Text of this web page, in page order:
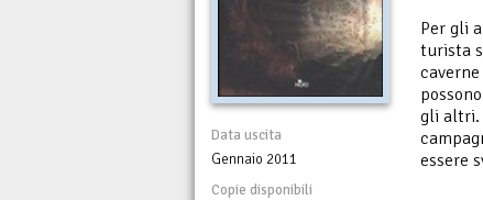
Data uscita
Gennaio 2011
Copie disponibili
Per gli
turista
gli altri.
essere